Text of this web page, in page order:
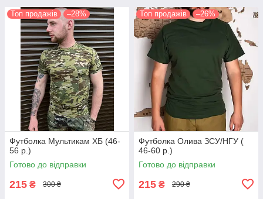
Топ продажів –28%
Футболка Мультикам ХБ (46-
56 р.)
Готово до відправки
215 ₴ 300 ₴
Топ продажів –26%
Футболка Олива ЗСУ/НГУ (
46-60 р.)
Готово до відправки
215 ₴ 290 ₴